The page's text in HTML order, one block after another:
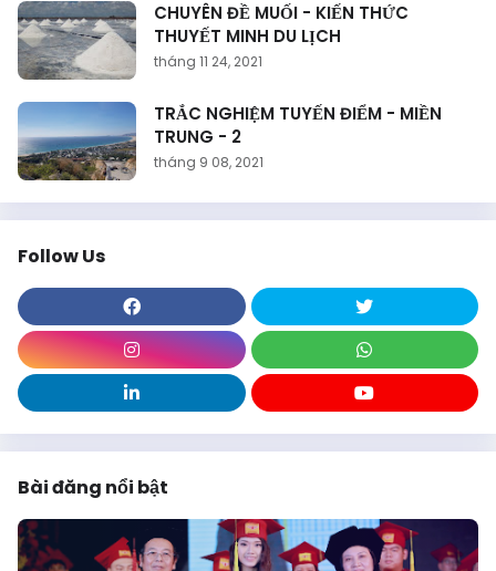
CHUYÊN ĐỀ MUỐI - KIẾN THỨC
THUYẾT MINH DU LỊCH
tháng 11 24, 2021
TRẮC NGHIỆM TUYẾN ĐIỂM - MIỀN
TRUNG - 2
tháng 9 08, 2021
Follow Us
Bài đăng nổi bật